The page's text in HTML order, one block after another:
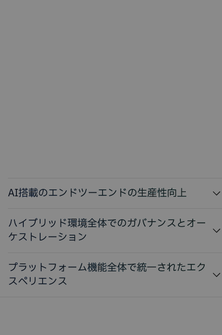
AI搭載のエンドツーエンドの生産性向上
ハイブリッド環境全体でのガバナンスとオー
ケストレーション
プラットフォーム機能全体で統一されたエク
スペリエンス